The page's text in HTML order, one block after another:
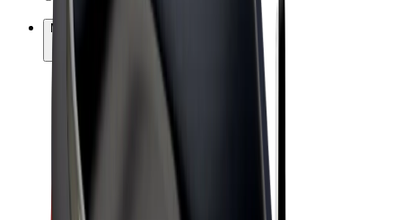
Məhsullar
Bolt Market
Bolt Food
Bolt Drive